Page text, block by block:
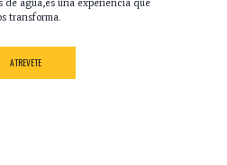
transforma.
ATREVETE